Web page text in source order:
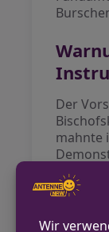
Der
mahnte
Kirche